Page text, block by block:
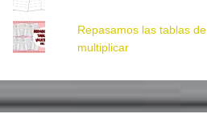
Repasamos las tablas de
multiplicar